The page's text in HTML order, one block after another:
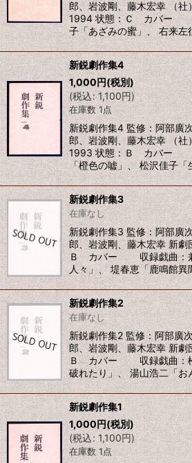
郎、岩波剛、藤木宏幸 （社
1994 状態：Ｃ カバー
子「あざみの蜜」、 右来
新鋭劇作集4
1,000円(税別)
(税込: 1,100円)
在庫数 1点
新鋭劇作集4 監修：阿部廣
郎、岩波剛、藤木宏幸 （社
1993 状態：Ｂ カバー
「橙色の嘘」、 松沢佳子
新鋭劇作集3
在庫なし
新鋭劇作集3 監修：阿部廣
郎、岩波剛、藤木宏幸 新劇
Ｂ カバー 収録戯曲：兼
人々」、 堤春恵「鹿鳴館
新鋭劇作集2
在庫なし
新鋭劇作集2 監修：阿部廣
郎、岩波剛、藤木宏幸 新
Ｂ カバー 収録戯曲：松
破れたり」、 湯山浩二「お
新鋭劇作集1
1,000円(税別)
(税込: 1,100円)
在庫数 1点